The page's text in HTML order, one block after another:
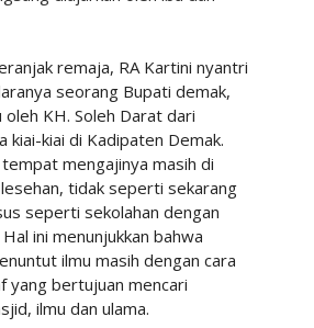
remaja, RA Kartini nyantri
seorang Bupati demak,
KH. Soleh Darat dari
kiai-kiai di Kadipaten Demak.
mengajinya masih di
tidak seperti sekarang
seperti sekolahan dengan
ini menunjukkan bahwa
ilmu masih dengan cara
yang bertujuan mencari
ilmu dan ulama.